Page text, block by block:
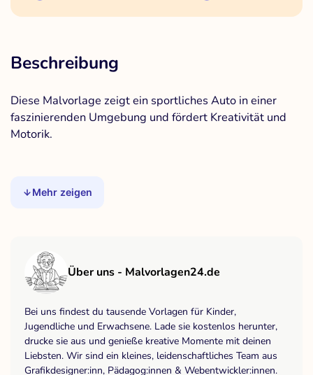
Beschreibung
Diese Malvorlage zeigt ein sportliches Auto in einer
faszinierenden Umgebung und fördert Kreativität und
Motorik.
Mehr zeigen
Über uns - Malvorlagen24.de
Bei uns findest du tausende Vorlagen für Kinder,
Jugendliche und Erwachsene. Lade sie kostenlos herunter,
drucke sie aus und genieße kreative Momente mit deinen
Liebsten. Wir sind ein kleines, leidenschaftliches Team aus
Grafikdesigner:inn, Pädagog:innen & Webentwickler:innen.